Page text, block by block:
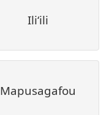
Ili‘ili
Mapusagafou